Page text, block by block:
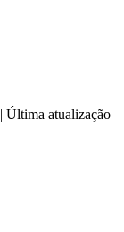
| Última atualização